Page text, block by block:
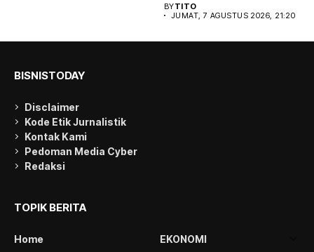
ditengah...
BYTITO
JUMAT, 7 AGUSTUS 2026, 21:20
BISNISTODAY
Disclaimer
Kode Etik Jurnalistik
Kontak Kami
Pedoman Media Cyber
Redaksi
TOPIK BERITA
Home
EKONOMI